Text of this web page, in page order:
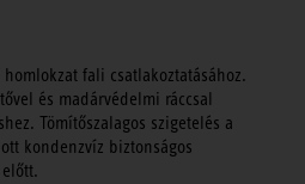
fali csatlakoztatásához.
és madárvédelmi ráccsal
Tömítőszalagos szigetelés a
kondenzvíz biztonságos